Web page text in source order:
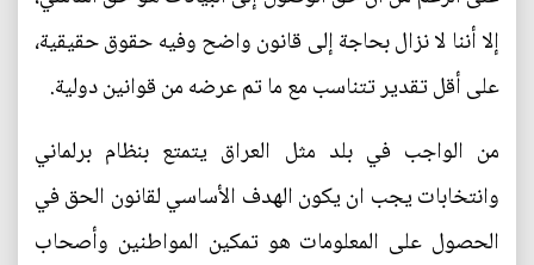
إلا أننا لا نزال بحاجة إلى قانون واضح وفيه حقوق حقيقية،
على أقل تقدير تتناسب مع ما تم عرضه من قوانين دولية.
من الواجب في بلد مثل العراق يتمتع بنظام برلماني
وانتخابات يجب ان يكون الهدف الأساسي لقانون الحق في
الحصول على المعلومات هو تمكين المواطنين وأصحاب